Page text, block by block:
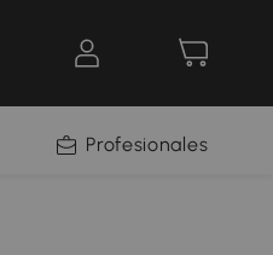
Profesionales